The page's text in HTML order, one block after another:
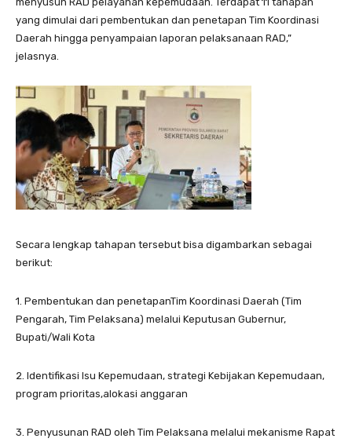
yang dimulai dari pembentukan dan penetapan Tim Koordinasi
Daerah hingga penyampaian laporan pelaksanaan RAD,”
jelasnya.
Secara lengkap tahapan tersebut bisa digambarkan sebagai
berikut:
1. Pembentukan dan penetapanTim Koordinasi Daerah (Tim
Pengarah, Tim Pelaksana) melalui Keputusan Gubernur,
Bupati/Wali Kota
2. Identifikasi Isu Kepemudaan, strategi Kebijakan Kepemudaan,
program prioritas,alokasi anggaran
3. Penyusunan RAD oleh Tim Pelaksana melalui mekanisme Rapat